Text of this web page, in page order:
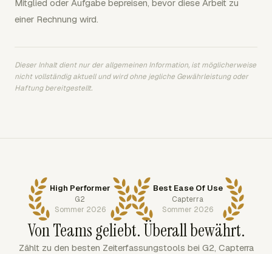
Mitglied oder Aufgabe bepreisen, bevor diese Arbeit zu
einer Rechnung wird.
Dieser Inhalt dient nur der allgemeinen Information, ist möglicherweise
nicht vollständig aktuell und wird ohne jegliche Gewährleistung oder
Haftung bereitgestellt.
High Performer
G2
Sommer 2026
Best Ease Of Use
Capterra
Sommer 2026
Von Teams geliebt. Überall bewährt.
Zählt zu den besten Zeiterfassungstools bei G2, Capterra